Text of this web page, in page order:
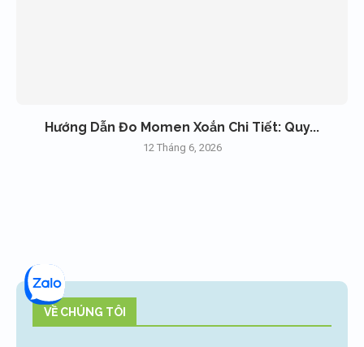
Hướng Dẫn Đo Momen Xoắn Chi Tiết: Quy...
12 Tháng 6, 2026
VỀ CHÚNG TÔI